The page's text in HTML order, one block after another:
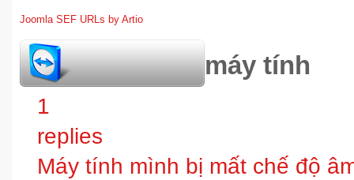
Joomla SEF URLs by Artio
hỏi đáp bảo trì máy tính
1
replies
Máy tính mình bị mất chế độ